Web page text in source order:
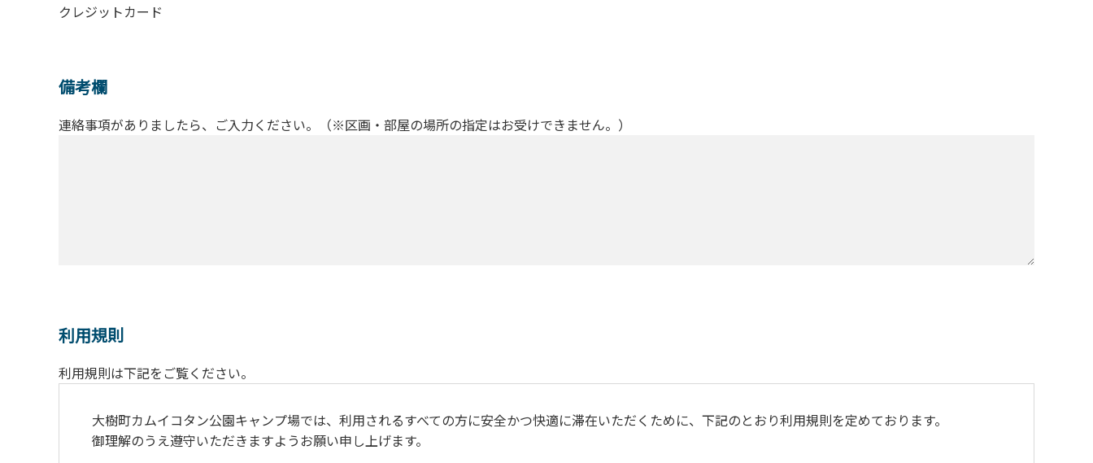
クレジットカード
備考欄
連絡事項がありましたら、ご入力ください。（※区画・部屋の場所の指定はお受けできません。）
利用規則
利用規則は下記をご覧ください。
大樹町カムイコタン公園キャンプ場では、利用されるすべての方に安全かつ快適に滞在いただくために、下記のとおり利用規則を定めております。
御理解のうえ遵守いただきますようお願い申し上げます。